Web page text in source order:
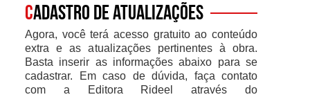
Cadastro de atualizações
Agora, você terá acesso gratuito ao conteúdo
extra e as atualizações pertinentes à obra.
Basta inserir as informações abaixo para se
cadastrar. Em caso de dúvida, faça contato
com a Editora Rideel através do